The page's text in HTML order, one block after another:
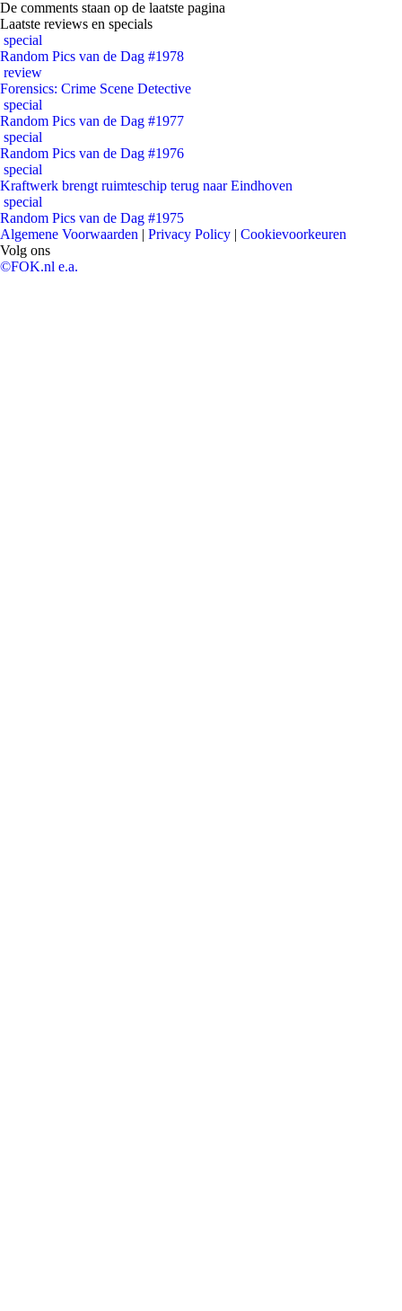
De comments staan op de laatste pagina
Laatste reviews en specials
special
Random Pics van de Dag #1978
review
Forensics: Crime Scene Detective
special
Random Pics van de Dag #1977
special
Random Pics van de Dag #1976
special
Kraftwerk brengt ruimteschip terug naar Eindhoven
special
Random Pics van de Dag #1975
Algemene Voorwaarden | Privacy Policy | Cookievoorkeuren
Volg ons
©FOK.nl e.a.